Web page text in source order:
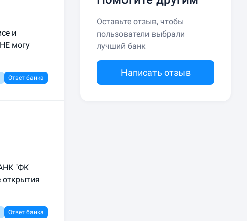
и
могу
Ответ банка
"ФК
Ответ банка
Оставьте отзыв, чтобы
пользователи выбрали
лучший банк
Написать отзыв